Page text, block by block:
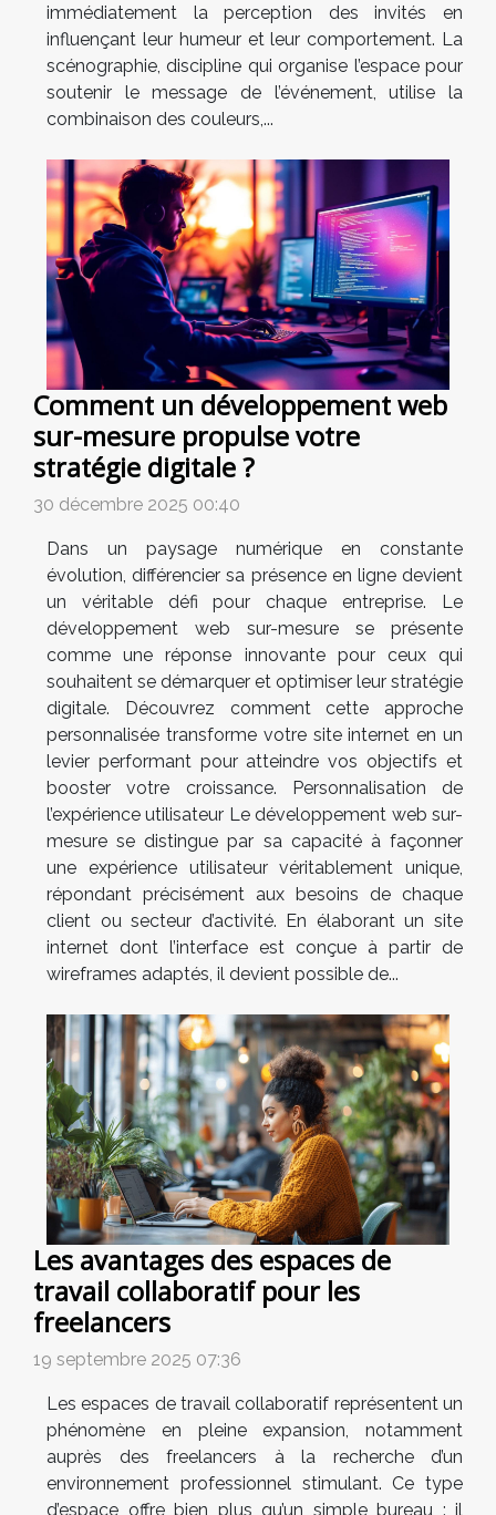
immédiatement la perception des invités en
influençant leur humeur et leur comportement. La
scénographie, discipline qui organise l’espace pour
soutenir le message de l’événement, utilise la
combinaison des couleurs,...
Comment un développement web
sur-mesure propulse votre
stratégie digitale ?
30 décembre 2025 00:40
Dans un paysage numérique en constante
évolution, différencier sa présence en ligne devient
un véritable défi pour chaque entreprise. Le
développement web sur-mesure se présente
comme une réponse innovante pour ceux qui
souhaitent se démarquer et optimiser leur stratégie
digitale. Découvrez comment cette approche
personnalisée transforme votre site internet en un
levier performant pour atteindre vos objectifs et
booster votre croissance. Personnalisation de
l’expérience utilisateur Le développement web sur-
mesure se distingue par sa capacité à façonner
une expérience utilisateur véritablement unique,
répondant précisément aux besoins de chaque
client ou secteur d’activité. En élaborant un site
internet dont l’interface est conçue à partir de
wireframes adaptés, il devient possible de...
Les avantages des espaces de
travail collaboratif pour les
freelancers
19 septembre 2025 07:36
Les espaces de travail collaboratif représentent un
phénomène en pleine expansion, notamment
auprès des freelancers à la recherche d’un
environnement professionnel stimulant. Ce type
d’espace offre bien plus qu’un simple bureau : il